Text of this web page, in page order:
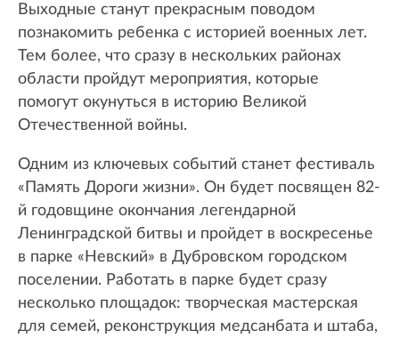
Выходные станут прекрасным поводом
познакомить ребенка с историей военных лет.
Тем более, что сразу в нескольких районах
области пройдут мероприятия, которые
помогут окунуться в историю Великой
Отечественной войны.
Одним из ключевых событий станет фестиваль
«Память Дороги жизни». Он будет посвящен 82-
й годовщине окончания легендарной
Ленинградской битвы и пройдет в воскресенье
в парке «Невский» в Дубровском городском
поселении. Работать в парке будет сразу
несколько площадок: творческая мастерская
для семей, реконструкция медсанбата и штаба,